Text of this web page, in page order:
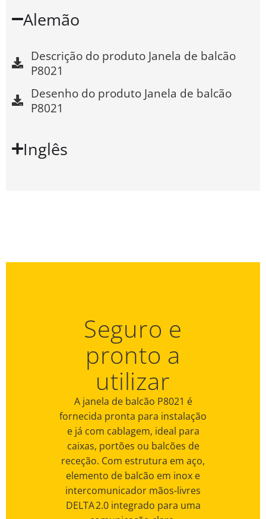
Alemão
Descrição do produto Janela de balcão
P8021
Desenho do produto Janela de balcão
P8021
Inglês
Seguro e
pronto a
utilizar
A janela de balcão P8021 é
fornecida pronta para instalação
e já com cablagem, ideal para
caixas, portões ou balcões de
receção. Com estrutura em aço,
elemento de balcão em inox e
intercomunicador mãos-livres
DELTA 2.0 integrado para uma